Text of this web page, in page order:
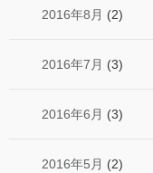
2016年8月 (2)
2016年7月 (3)
2016年6月 (3)
2016年5月 (2)